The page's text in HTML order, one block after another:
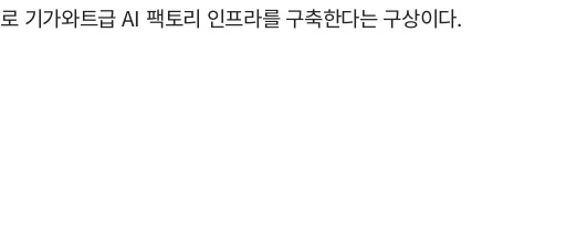
기가와트급 AI 팩토리 인프라를 구축한다는 구상이다.